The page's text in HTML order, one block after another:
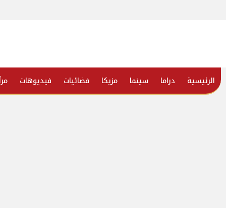
الرئيسية دراما سينما مزيكا فضائيات فيديوهات